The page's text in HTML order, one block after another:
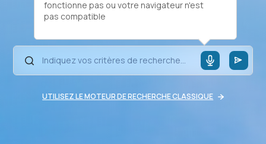
fonctionne pas ou votre navigateur n'est
pas compatible
UTILISEZ LE MOTEUR DE RECHERCHE CLASSIQUE